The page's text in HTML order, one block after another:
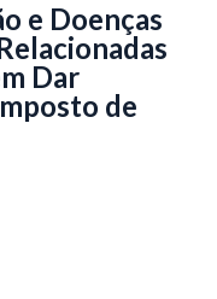
e Doenças
Dar
de